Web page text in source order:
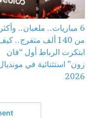
6 مباريات.. ملعبان.. وأكثر
من 140 ألف متفرج..
ابتكرت الرباط أول “فان
زون” استثنائية في
2026